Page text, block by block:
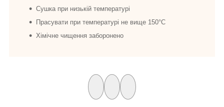
Сушка при низькій температурі
Прасувати при температурі не вище 150°C
Хімічне чищення заборонено